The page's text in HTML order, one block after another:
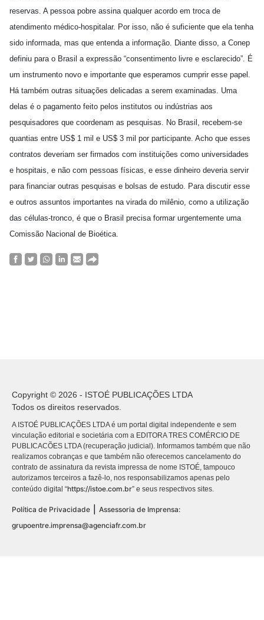
reservas. A pessoa pobre assina qualquer acordo em troca de
atendimento médico-hospitalar. Por isso, não é suficiente que ela tenha
sido informada, mas que entenda a informação. Diante disso, a Conep
definiu para o Brasil a expressão “consentimento livre e esclarecido”. É
um instrumento novo e importante que esperamos cumprir esse papel.
Há também outras situações delicadas a serem examinadas. Uma
delas é o pagamento feito pelos institutos ou indústrias aos
pesquisadores que coordenam as pesquisas. No Brasil, recebem-se
quantias entre US$ 1 mil e US$ 3 mil por participante. Acho que esses
contratos deveriam ser firmados com instituições como universidades
e hospitais, e não com pessoas físicas, e esse dinheiro deveria servir
para financiar outras pesquisas e bolsas de estudo. Para discutir esse
e outros assuntos importantes na virada do milênio, como a utilização
das células-tronco, é que o Brasil precisa formar urgentemente uma
Comissão Nacional de Bioética.
Copyright © 2026 - ISTOÉ PUBLICAÇÕES LTDA
Todos os direitos reservados.
A ISTOÉ PUBLICAÇÕES LTDA é um portal digital independente e sem
vinculação editorial e societária com a EDITORA TRES COMÉRCIO DE
PUBLICACÕES LTDA (recuperação judicial). Informamos também que não
realizamos cobranças e que também não oferecemos cancelamento do
contrato de assinatura da revista impressa de nome ISTOÉ, tampouco
autorizamos terceiros a fazê-lo, nos responsabilizamos apenas pelo
conteúdo digital “https://istoe.com.br” e seus respectivos sites.
Política de Privacidade
Assessoria de Imprensa:
grupoentre.imprensa@agenciafr.com.br